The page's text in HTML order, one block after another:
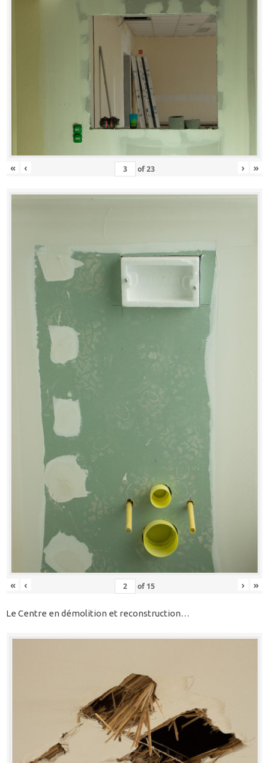
« ‹ of23 › »
« ‹ of 15 › »
Le Centre en démolition et reconstruction…